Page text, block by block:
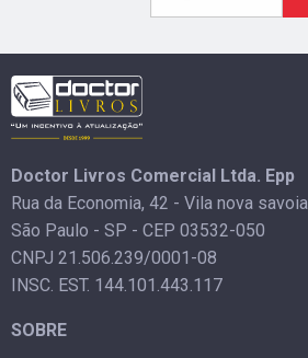
Doctor Livros Comercial Ltda. Epp
Rua da Economia, 42 - Vila nova savoia
São Paulo - SP - CEP 03532-050
CNPJ 21.506.239/0001-08
INSC. EST. 144.101.443.117
SOBRE